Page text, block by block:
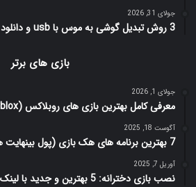
جولای 31, 2026
3 روش تبدیل گوشی به موس با usb و دانلود برنامه آن
بازی های برتر
جولای 1, 2026
معرفی کامل بهترین بازی های روبلاکس (Roblox) در سال ۲۰۲۶
آگوست 18, 2025
7 بهترین برنامه های هک بازی (پول بینهایت همه بازیها)
آوریل 7, 2025
نصب بازی دخترانه: 5 بهترین و جدید با لینک دانلود